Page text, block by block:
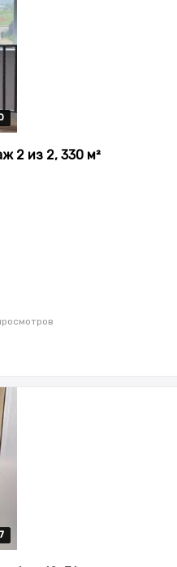
2 из 2, 330 м²
7
7
7
7
7